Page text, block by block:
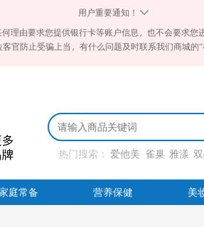
用户重要通知！
理由要求您提供银行卡等账户信息，也不会要求您
客官防止受骗上当，有什么问题及时联系我们商城的“
热门搜索： 爱他美 雀巢 雅漾
庭常备 营养保健 美